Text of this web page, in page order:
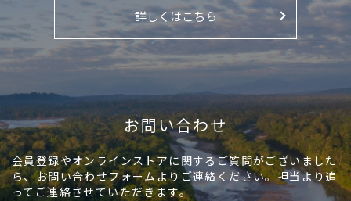
詳しくはこちら
お問い合わせ
会員登録やオンラインストアに関するご質問がございました
ら、お問い合わせフォームよりご連絡ください。担当より追
ってご連絡させていただきます。